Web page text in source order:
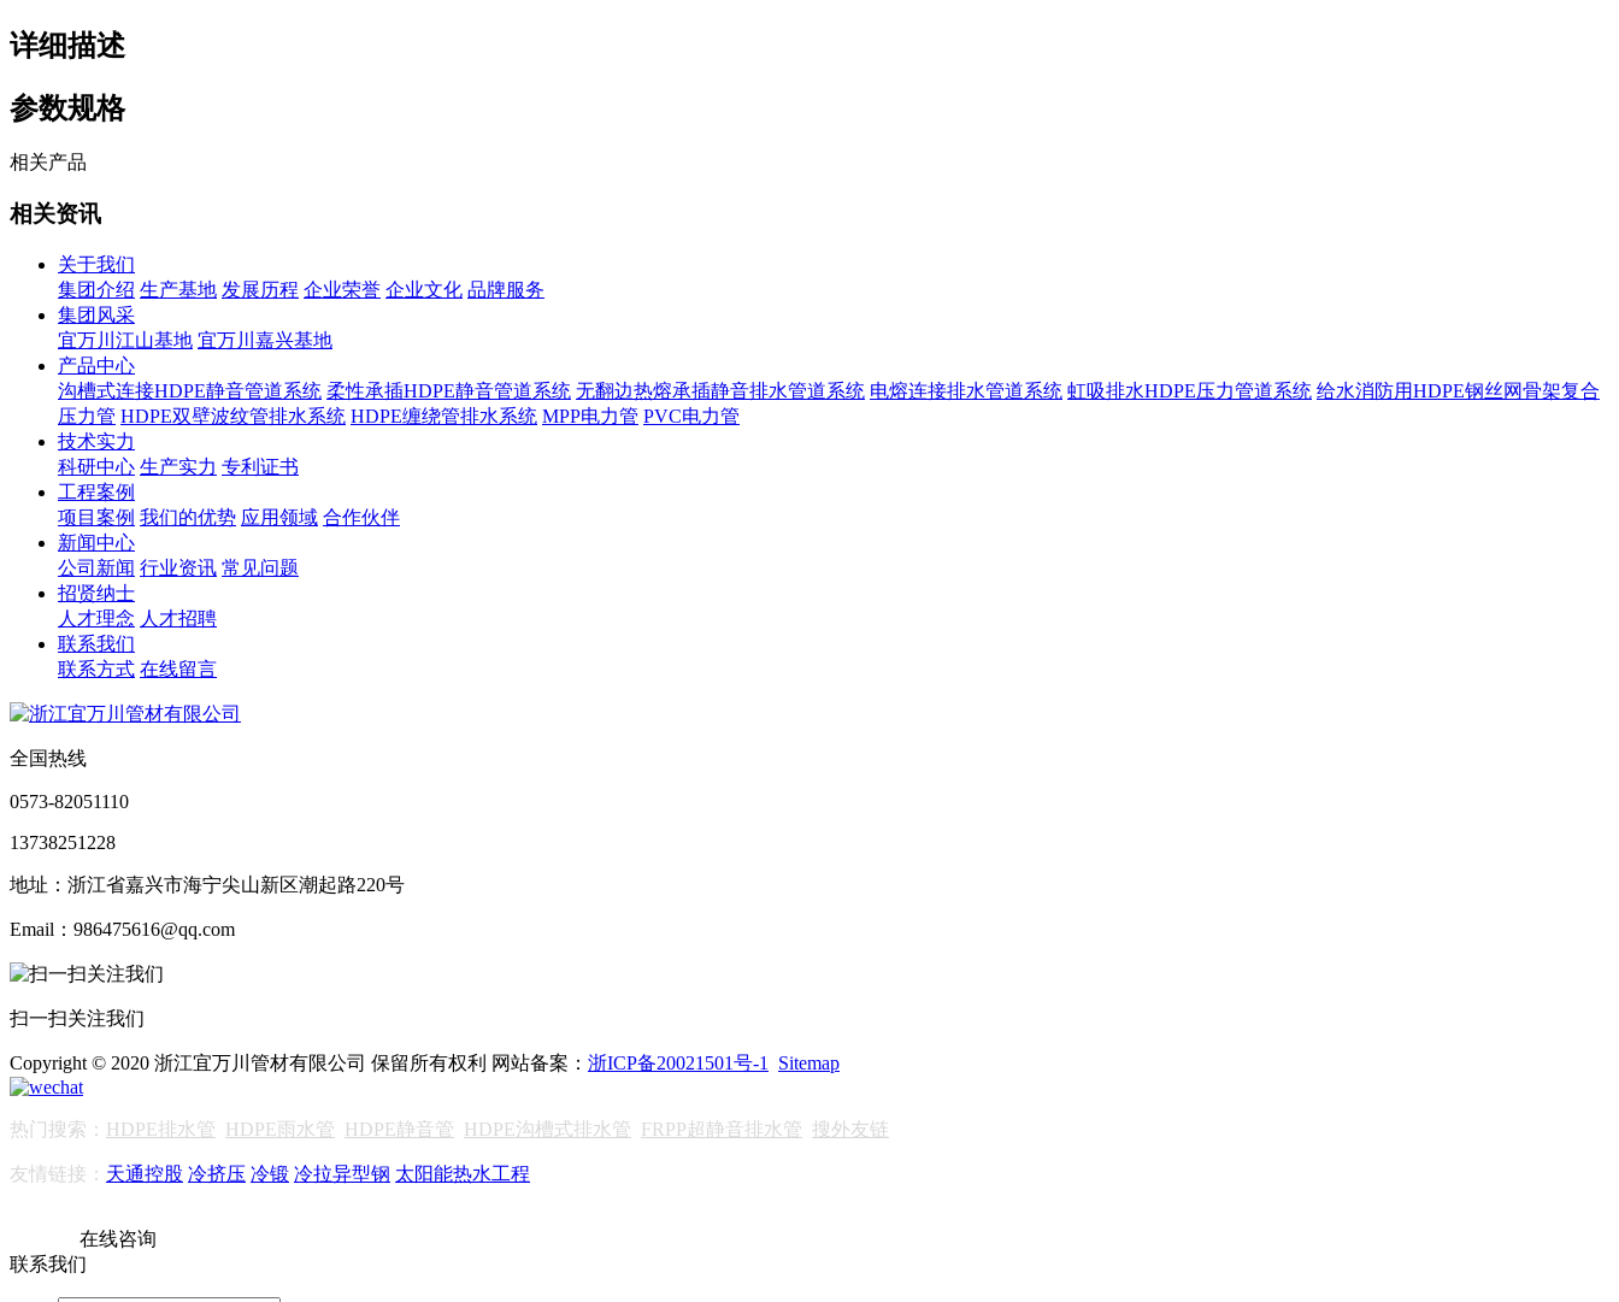
详细描述
参数规格
相关产品
相关资讯
关于我们
集团介绍 生产基地 发展历程 企业荣誉 企业文化 品牌服务
集团风采
宜万川江山基地 宜万川嘉兴基地
产品中心
沟槽式连接HDPE静音管道系统 柔性承插HDPE静音管道系统 无翻边热熔承插静音排水管道系统 电熔连接排水管道系统 虹吸排水HDPE压力管道系统 给水消防用HDPE钢丝网骨架复合
压力管 HDPE双壁波纹管排水系统 HDPE缠绕管排水系统 MPP电力管 PVC电力管
技术实力
科研中心 生产实力 专利证书
工程案例
项目案例 我们的优势 应用领域 合作伙伴
新闻中心
公司新闻 行业资讯 常见问题
招贤纳士
人才理念 人才招聘
联系我们
联系方式 在线留言
全国热线
0573-82051110
13738251228
地址：浙江省嘉兴市海宁尖山新区潮起路220号
Email：986475616@qq.com
扫一扫关注我们
Copyright © 2020 浙江宜万川管材有限公司 保留所有权利 网站备案： 浙ICP备20021501号-1 Sitemap
热门搜索： HDPE排水管 HDPE雨水管 HDPE静音管 HDPE沟槽式排水管 FRPP超静音排水管 搜外友链
友情链接： 天通控股 冷挤压 冷锻 冷拉异型钢 太阳能热水工程
在线咨询
联系我们